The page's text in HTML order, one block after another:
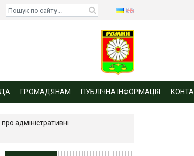
Діти
війни
ГРОМАДЯНАМ ПУБЛІЧНА ІНФОРМАЦІЯ
адміністративні